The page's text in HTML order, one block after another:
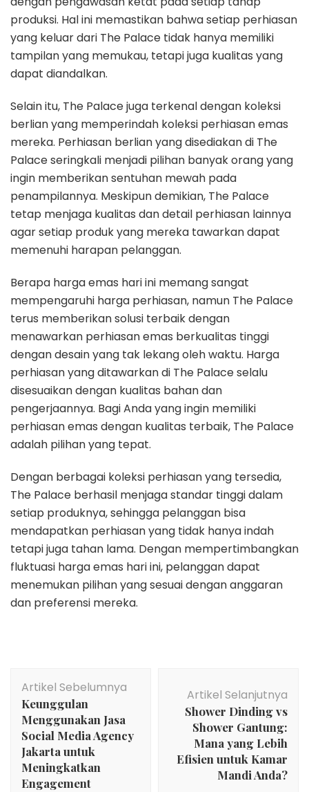
produksi. Hal ini memastikan bahwa setiap perhiasan
yang keluar dari The Palace tidak hanya memiliki
tampilan yang memukau, tetapi juga kualitas yang
dapat diandalkan.
Selain itu, The Palace juga terkenal dengan koleksi
berlian yang memperindah koleksi perhiasan emas
mereka. Perhiasan berlian yang disediakan di The
Palace seringkali menjadi pilihan banyak orang yang
ingin memberikan sentuhan mewah pada
penampilannya. Meskipun demikian, The Palace
tetap menjaga kualitas dan detail perhiasan lainnya
agar setiap produk yang mereka tawarkan dapat
memenuhi harapan pelanggan.
Berapa harga emas hari ini memang sangat
mempengaruhi harga perhiasan, namun The Palace
terus memberikan solusi terbaik dengan
menawarkan perhiasan emas berkualitas tinggi
dengan desain yang tak lekang oleh waktu. Harga
perhiasan yang ditawarkan di The Palace selalu
disesuaikan dengan kualitas bahan dan
pengerjaannya. Bagi Anda yang ingin memiliki
perhiasan emas dengan kualitas terbaik, The Palace
adalah pilihan yang tepat.
Dengan berbagai koleksi perhiasan yang tersedia,
The Palace berhasil menjaga standar tinggi dalam
setiap produknya, sehingga pelanggan bisa
mendapatkan perhiasan yang tidak hanya indah
tetapi juga tahan lama. Dengan mempertimbangkan
fluktuasi harga emas hari ini, pelanggan dapat
menemukan pilihan yang sesuai dengan anggaran
dan preferensi mereka.
Artikel
Artikel Sebelumnya
Keunggulan
Menggunakan Jasa
Social Media Agency
Jakarta untuk
Meningkatkan
Engagement
Artikel Selanjutnya
Shower Dinding vs
Shower Gantung:
Mana yang Lebih
Efisien untuk Kamar
Mandi Anda?